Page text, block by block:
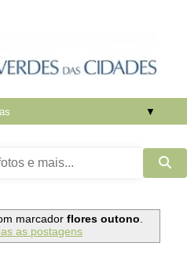
▼
marcador flores outono.
as postagens